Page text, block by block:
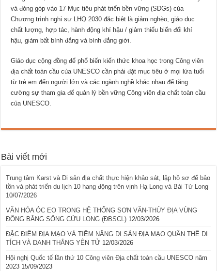
và đóng góp vào 17 Mục tiêu phát triển bền vững (SDGs) của
Chương trình nghị sự LHQ 2030 đặc biệt là giảm nghèo, giáo dục
chất lượng, hợp tác, hành động khí hậu / giảm thiểu biến đổi khí
hậu, giảm bất bình đẳng và bình đẳng giới.
Giáo dục cộng đồng để phổ biến kiến ​​thức khoa học trong Công viên
địa chất toàn cầu của UNESCO cần phải đặt mục tiêu ở mọi lứa tuổi
từ trẻ em đến người lớn và các ngành nghề khác nhau để tăng
cường sự tham gia để quản lý bền vững Công viên địa chất toàn cầu
của UNESCO.
Bài viết mới
Trung tâm Karst và Di sản địa chất thực hiện khảo sát, lập hồ sơ để bảo
tồn và phát triển du lịch 10 hang động trên vịnh Hạ Long và Bái Tử Long
10/07/2026
VĂN HÓA ÓC EO TRONG HỆ THỐNG SƠN VĂN-THỦY ĐỊA VÙNG
ĐỒNG BẰNG SÔNG CỬU LONG (ĐBSCL) 12/03/2026
ĐẶC ĐIỂM ĐỊA MẠO VÀ TIỀM NĂNG DI SẢN ĐỊA MẠO QUẦN THỂ DI
TÍCH VÀ DANH THẮNG YÊN TỬ 12/03/2026
Hội nghị Quốc tế lần thứ 10 Công viên Địa chất toàn cầu UNESCO năm
2023 15/09/2023